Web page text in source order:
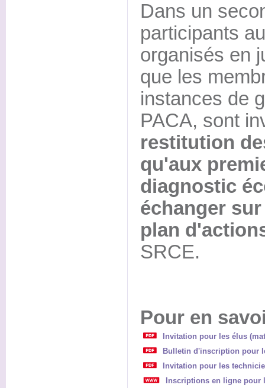
Dans un
participants
organisés en
que les
instances de
PACA, sont
restitution
qu'aux
diagnostic
échanger
plan
SRCE.
Pour en
Invitation pour les élus
Bulletin d'inscription pour
Invitation pour les
Inscriptions en ligne pour